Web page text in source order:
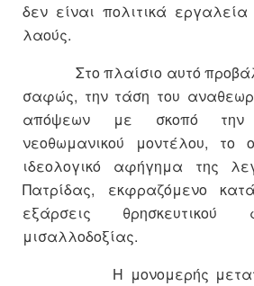
δεν είναι πολιτικά
λαούς.
Στο πλαίσιο αυτό
σαφώς, την τάση του
απόψεων με σκοπό την
νεοθωμανικού μοντέλου, το
ιδεολογικό αφήγημα της
Πατρίδας, εκφραζόμενο
εξάρσεις θρησκευτικού
μισαλλοδοξίας.
Η μονομερής